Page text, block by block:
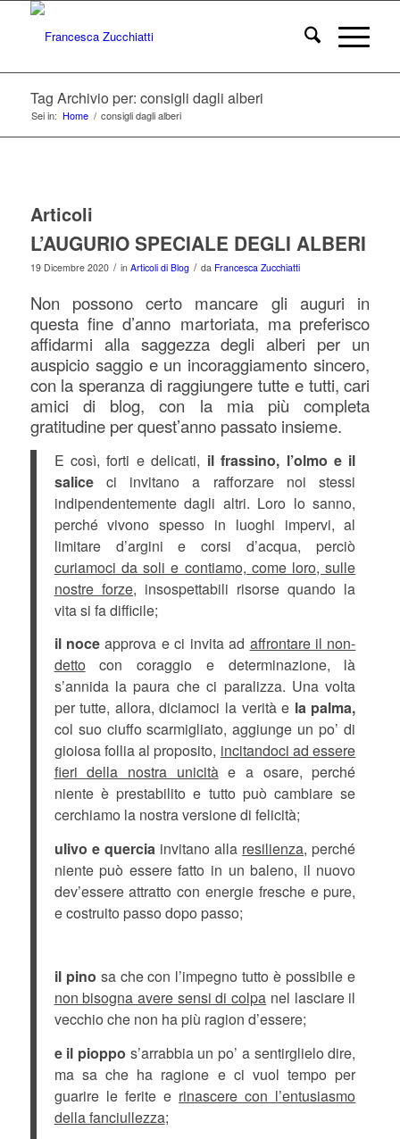
Tag Archivio per: consigli dagli alberi
Sei in: Home / consigli dagli alberi
Articoli
L’AUGURIO SPECIALE DEGLI ALBERI
19 Dicembre 2020 / in Articoli di Blog / da Francesca Zucchiatti
Non possono certo mancare gli auguri in
questa fine d’anno martoriata, ma preferisco
affidarmi alla saggezza degli alberi per un
auspicio saggio e un incoraggiamento sincero,
con la speranza di raggiungere tutte e tutti, cari
amici di blog, con la mia più completa
gratitudine per quest’anno passato insieme.
E così, forti e delicati, il frassino, l’olmo e il
saliceci invitano a rafforzare noi stessi
indipendentemente dagli altri. Loro lo sanno,
perché vivono spesso in luoghi impervi, al
limitare d’argini e corsi d’acqua, perciò
curiamoci da soli e contiamo, come loro, sulle
nostre forze, insospettabili risorse quando la
vita si fa difficile;
il noce approva e ci invita ad affrontare il non-
dettocon coraggio e determinazione, là
s’annida la paura che ci paralizza. Una volta
per tutte, allora, diciamoci la verità e la palma,
col suo ciuffo scarmigliato, aggiunge un po’ di
gioiosa follia al proposito, incitandoci ad essere
fieri della nostra unicitàe a osare, perché
niente è prestabilito e tutto può cambiare se
cerchiamo la nostra versione di felicità;
ulivo e querciainvitano alla resilienza, perché
niente può essere fatto in un baleno, il nuovo
dev’essere attratto con energie fresche e pure,
e costruito passo dopo passo;
il pino sa che con l’impegno tutto è possibile e
non bisogna avere sensi di colpa nel lasciare il
vecchio che non ha più ragion d’essere;
e il pioppo s’arrabbia un po’ a sentirglielo dire,
ma sa che ha ragione e ci vuol tempo per
guarire le ferite e rinascere con l’entusiasmo
della fanciullezza;